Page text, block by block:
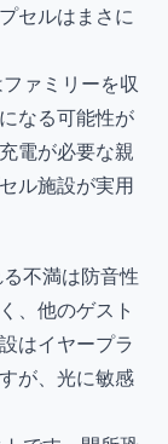
セルはまさに
ァミリーを収
なる可能性が
電が必要な親
ル施設が実用
不満は防音性
、他のゲスト
はイヤープラ
が、光に敏感